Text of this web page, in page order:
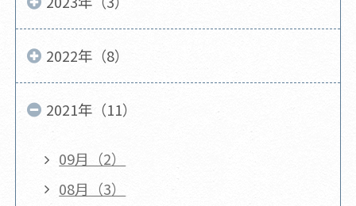
2022年（8）
2021年（11）
09月（2）
08月（3）